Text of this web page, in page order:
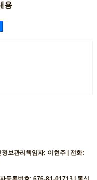
용
보관리책임자: 이현주 | 전화: